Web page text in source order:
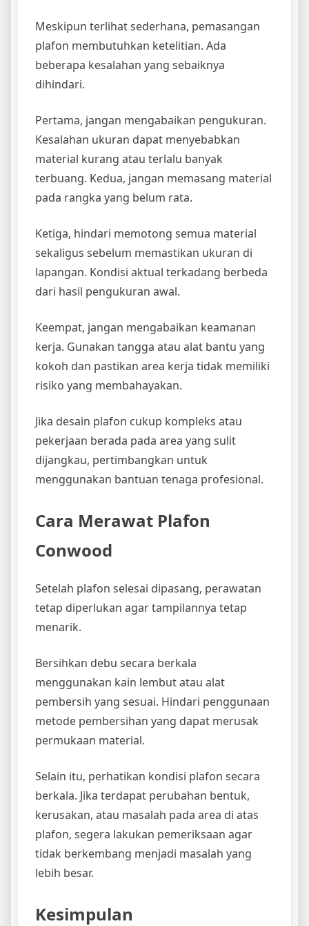
Meskipun terlihat sederhana, pemasangan
plafon membutuhkan ketelitian. Ada
beberapa kesalahan yang sebaiknya
dihindari.
Pertama, jangan mengabaikan pengukuran.
Kesalahan ukuran dapat menyebabkan
material kurang atau terlalu banyak
terbuang. Kedua, jangan memasang material
pada rangka yang belum rata.
Ketiga, hindari memotong semua material
sekaligus sebelum memastikan ukuran di
lapangan. Kondisi aktual terkadang berbeda
dari hasil pengukuran awal.
Keempat, jangan mengabaikan keamanan
kerja. Gunakan tangga atau alat bantu yang
kokoh dan pastikan area kerja tidak memiliki
risiko yang membahayakan.
Jika desain plafon cukup kompleks atau
pekerjaan berada pada area yang sulit
dijangkau, pertimbangkan untuk
menggunakan bantuan tenaga profesional.
Cara Merawat Plafon
Conwood
Setelah plafon selesai dipasang, perawatan
tetap diperlukan agar tampilannya tetap
menarik.
Bersihkan debu secara berkala
menggunakan kain lembut atau alat
pembersih yang sesuai. Hindari penggunaan
metode pembersihan yang dapat merusak
permukaan material.
Selain itu, perhatikan kondisi plafon secara
berkala. Jika terdapat perubahan bentuk,
kerusakan, atau masalah pada area di atas
plafon, segera lakukan pemeriksaan agar
tidak berkembang menjadi masalah yang
lebih besar.
Kesimpulan